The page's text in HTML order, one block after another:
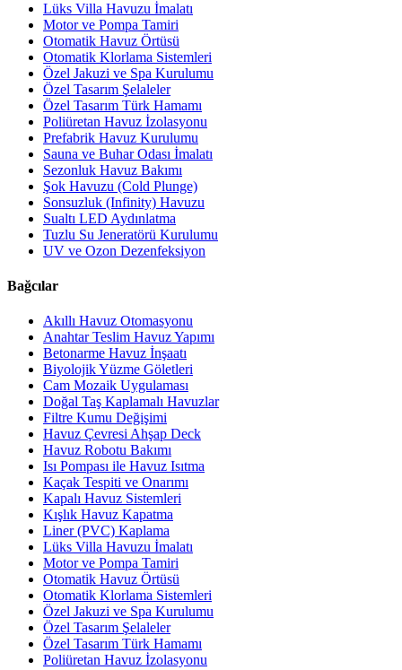
Lüks Villa Havuzu İmalatı
Motor ve Pompa Tamiri
Otomatik Havuz Örtüsü
Otomatik Klorlama Sistemleri
Özel Jakuzi ve Spa Kurulumu
Özel Tasarım Şelaleler
Özel Tasarım Türk Hamamı
Poliüretan Havuz İzolasyonu
Prefabrik Havuz Kurulumu
Sauna ve Buhar Odası İmalatı
Sezonluk Havuz Bakımı
Şok Havuzu (Cold Plunge)
Sonsuzluk (Infinity) Havuzu
Sualtı LED Aydınlatma
Tuzlu Su Jeneratörü Kurulumu
UV ve Ozon Dezenfeksiyon
Bağcılar
Akıllı Havuz Otomasyonu
Anahtar Teslim Havuz Yapımı
Betonarme Havuz İnşaatı
Biyolojik Yüzme Göletleri
Cam Mozaik Uygulaması
Doğal Taş Kaplamalı Havuzlar
Filtre Kumu Değişimi
Havuz Çevresi Ahşap Deck
Havuz Robotu Bakımı
Isı Pompası ile Havuz Isıtma
Kaçak Tespiti ve Onarımı
Kapalı Havuz Sistemleri
Kışlık Havuz Kapatma
Liner (PVC) Kaplama
Lüks Villa Havuzu İmalatı
Motor ve Pompa Tamiri
Otomatik Havuz Örtüsü
Otomatik Klorlama Sistemleri
Özel Jakuzi ve Spa Kurulumu
Özel Tasarım Şelaleler
Özel Tasarım Türk Hamamı
Poliüretan Havuz İzolasyonu